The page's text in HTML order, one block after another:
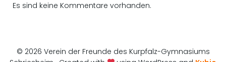
Es sind keine Kommentare vorhanden.
© 2026 Verein der Freunde des Kurpfalz-Gymnasiums